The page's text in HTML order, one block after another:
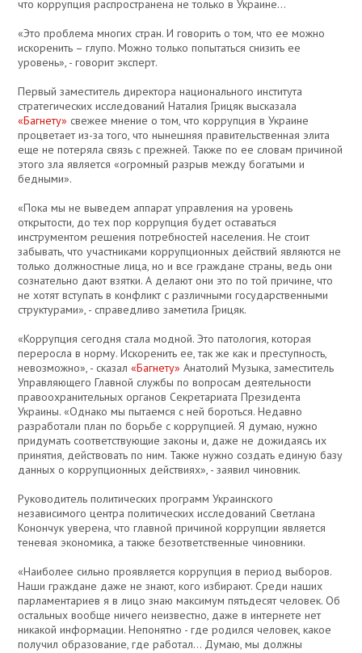
что коррупция распространена не только в Украине…
«Это проблема многих стран. И говорить о том, что ее можно
искоренить – глупо. Можно только попытаться снизить ее
уровень», - говорит эксперт.
Первый заместитель директора национального института
стратегических исследований Наталия Грицяк высказала
«Багнету» свежее мнение о том, что коррупция в Украине
процветает из-за того, что нынешняя правительственная элита
еще не потеряла связь с прежней. Также по ее словам причиной
этого зла является «огромный разрыв между богатыми и
бедными».
«Пока мы не выведем аппарат управления на уровень
открытости, до тех пор коррупция будет оставаться
инструментом решения потребностей населения. Не стоит
забывать, что участниками коррупционных действий являются не
только должностные лица, но и все граждане страны, ведь они
сознательно дают взятки. А делают они это по той причине, что
не хотят вступать в конфликт с различными государственными
структурами», - справедливо заметила Грицяк.
«Коррупция сегодня стала модной. Это патология, которая
переросла в норму. Искоренить ее, так же как и преступность,
невозможно», - сказал«Багнету» Анатолий Музыка, заместитель
Управляющего Главной службы по вопросам деятельности
правоохранительных органов Секретариата Президента
Украины. «Однако мы пытаемся с ней бороться. Недавно
разработали план по борьбе с коррупцией. Я думаю, нужно
придумать соответствующие законы и, даже не дожидаясь их
принятия, действовать по ним. Также нужно создать единую базу
данных о коррупционных действиях», - заявил чиновник.
Руководитель политических программ Украинского
независимого центра политических исследований Светлана
Конончук уверена, что главной причиной коррупции является
теневая экономика, а также безответственные чиновники.
«Наиболее сильно проявляется коррупция в период выборов.
Наши граждане даже не знают, кого избирают. Среди наших
парламентариев я в лицо знаю максимум пятьдесят человек. Об
остальных вообще ничего неизвестно, даже в интернете нет
никакой информации. Непонятно - где родился человек, какое
получил образование, где работал... Думаю, мы должны